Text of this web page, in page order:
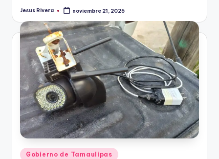
Publicado
Jesus Rivera noviembre 21, 2025
Publicado
Gobierno de Tamaulipas